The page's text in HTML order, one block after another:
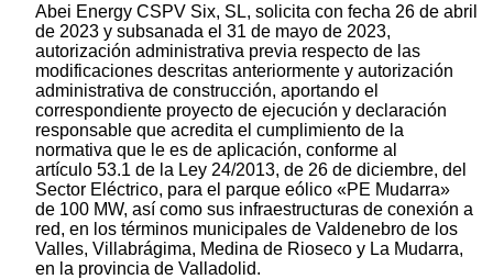
Abei Energy CSPV Six, SL, solicita con fecha 26 de abril
de 2023 y subsanada el 31 de mayo de 2023,
autorización administrativa previa respecto de las
modificaciones descritas anteriormente y autorización
administrativa de construcción, aportando el
correspondiente proyecto de ejecución y declaración
responsable que acredita el cumplimiento de la
normativa que le es de aplicación, conforme al
artículo 53.1 de la Ley 24/2013, de 26 de diciembre, del
Sector Eléctrico, para el parque eólico «PE Mudarra»
de 100 MW, así como sus infraestructuras de conexión a
red, en los términos municipales de Valdenebro de los
Valles, Villabrágima, Medina de Rioseco y La Mudarra,
en la provincia de Valladolid.